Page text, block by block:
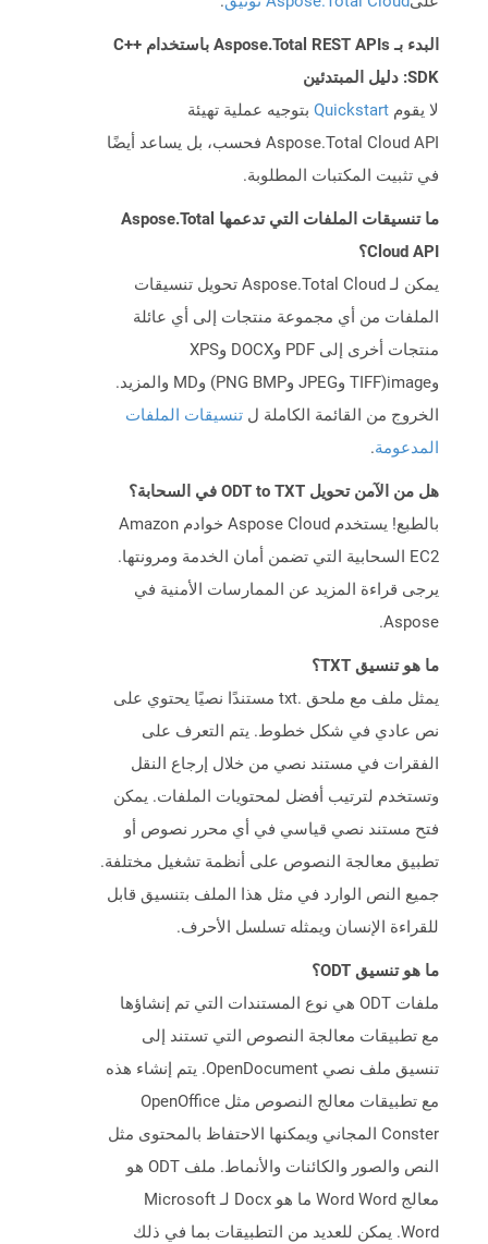
البدء بـ Aspose.Total REST APIs باستخدام C++
SDK: دليل المبتدئين
لا يقوم Quickstart بتوجيه عملية تهيئة
Aspose.Total Cloud API فحسب، بل يساعد أيضًا
في تثبيت المكتبات المطلوبة.
ما تنسيقات الملفات التي تدعمها Aspose.Total
Cloud API؟
يمكن لـ Aspose.Total Cloud تحويل تنسيقات
الملفات من أي مجموعة منتجات إلى أي عائلة
منتجات أخرى إلى PDF وDOCX وXPS
وimage(TIFF وJPEG وPNG BMP) وMD والمزيد.
الخروج من القائمة الكاملة ل تنسيقات الملفات
المدعومة.
هل من الآمن تحويل ODT to TXT في السحابة؟
بالطبع! يستخدم Aspose Cloud خوادم Amazon
EC2 السحابية التي تضمن أمان الخدمة ومرونتها.
يرجى قراءة المزيد عن الممارسات الأمنية في
Aspose.
ما هو تنسيق TXT؟
يمثل ملف مع ملحق .txt مستندًا نصيًا يحتوي على
نص عادي في شكل خطوط. يتم التعرف على
الفقرات في مستند نصي من خلال إرجاع النقل
وتستخدم لترتيب أفضل لمحتويات الملفات. يمكن
فتح مستند نصي قياسي في أي محرر نصوص أو
تطبيق معالجة النصوص على أنظمة تشغيل مختلفة.
جميع النص الوارد في مثل هذا الملف بتنسيق قابل
للقراءة الإنسان ويمثله تسلسل الأحرف.
ما هو تنسيق ODT؟
ملفات ODT هي نوع المستندات التي تم إنشاؤها
مع تطبيقات معالجة النصوص التي تستند إلى
تنسيق ملف نصي OpenDocument. يتم إنشاء هذه
مع تطبيقات معالج النصوص مثل OpenOffice
Conster المجاني ويمكنها الاحتفاظ بالمحتوى مثل
النص والصور والكائنات والأنماط. ملف ODT هو
معالج Word Word ما هو Docx لـ Microsoft
Word. يمكن للعديد من التطبيقات بما في ذلك